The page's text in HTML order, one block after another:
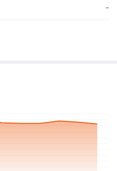
-